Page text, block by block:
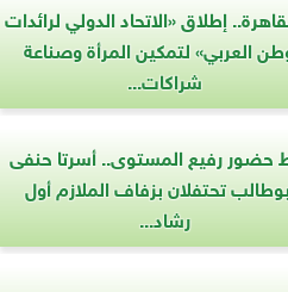
إطلاق «الاتحاد الدولي لرائدات
العربي» لتمكين المرأة وصناعة
شراكات...
رفيع المستوى.. أسرتا حنفى
تحتفلان بزفاف الملازم أول
رشاد...